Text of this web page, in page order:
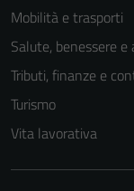
Mobilità e trasporti
Salute, benessere e
Tributi, finanze e
Turismo
Vita lavorativa